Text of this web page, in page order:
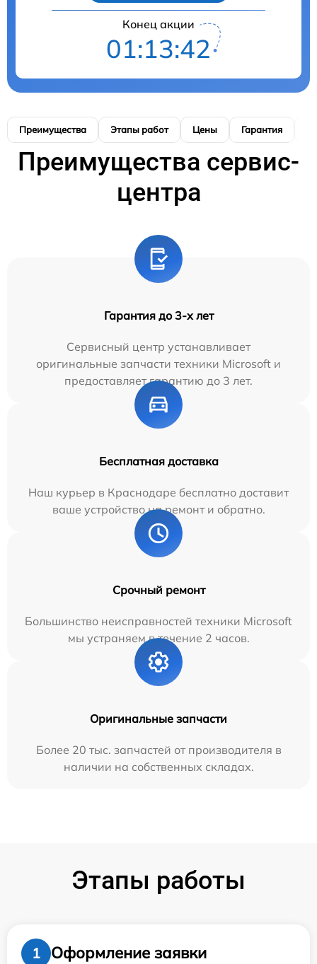
Конец акции
01:13:40
Преимущества Этапы работ Цены Гарантия
Преимущества сервис-
центра
Гарантия до 3-х лет
Сервисный центр устанавливает
оригинальные запчасти техники Microsoft и
предоставляет гарантию до 3 лет.
Бесплатная доставка
Наш курьер в Краснодаре бесплатно доставит
ваше устройство на ремонт и обратно.
Срочный ремонт
Большинство неисправностей техники Microsoft
мы устраняем в течение 2 часов.
Оригинальные запчасти
Более 20 тыс. запчастей от производителя в
наличии на собственных складах.
Этапы работы
1
Оформление заявки